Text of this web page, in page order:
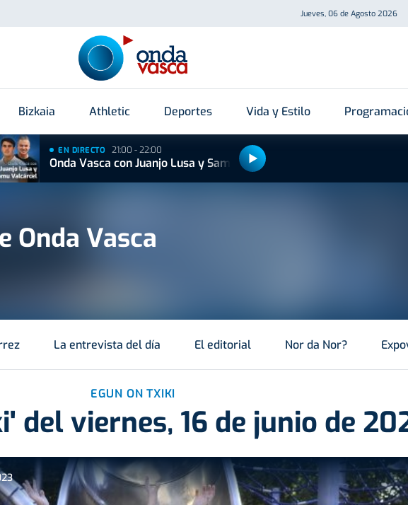
Jueves, 06 de Agosto 2026
Bizkaia Athletic Deportes Vida y Estilo
EN DIRECTO 21:00 - 22:00
Onda Vasca con Juanjo Lusa y Samu Valcárcel
Onda Vasca
La entrevista del día El editorial Nor da Nor?
EGUN ON TXIKI
del viernes, 16 de junio de